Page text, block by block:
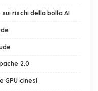
rischi della bolla AI
2.0
GPU cinesi